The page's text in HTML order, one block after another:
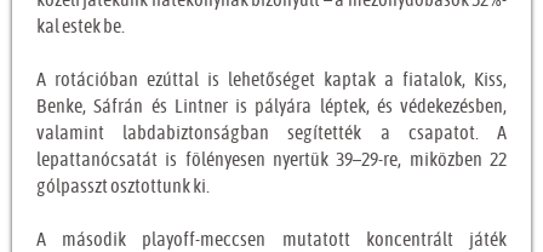
kal estek be.
A rotációban ezúttal is lehetőséget kaptak a fiatalok, Kiss,
Benke, Sáfrán és Lintner is pályára léptek, és védekezésben,
valamint labdabiztonságban segítették a csapatot. A
lepattanócsatát is fölényesen nyertük 39–29-re, miközben 22
gólpasszt osztottunk ki.
A második playoff-meccsen mutatott koncentrált játék